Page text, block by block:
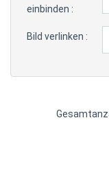
einbinden :
Bild verlinken :